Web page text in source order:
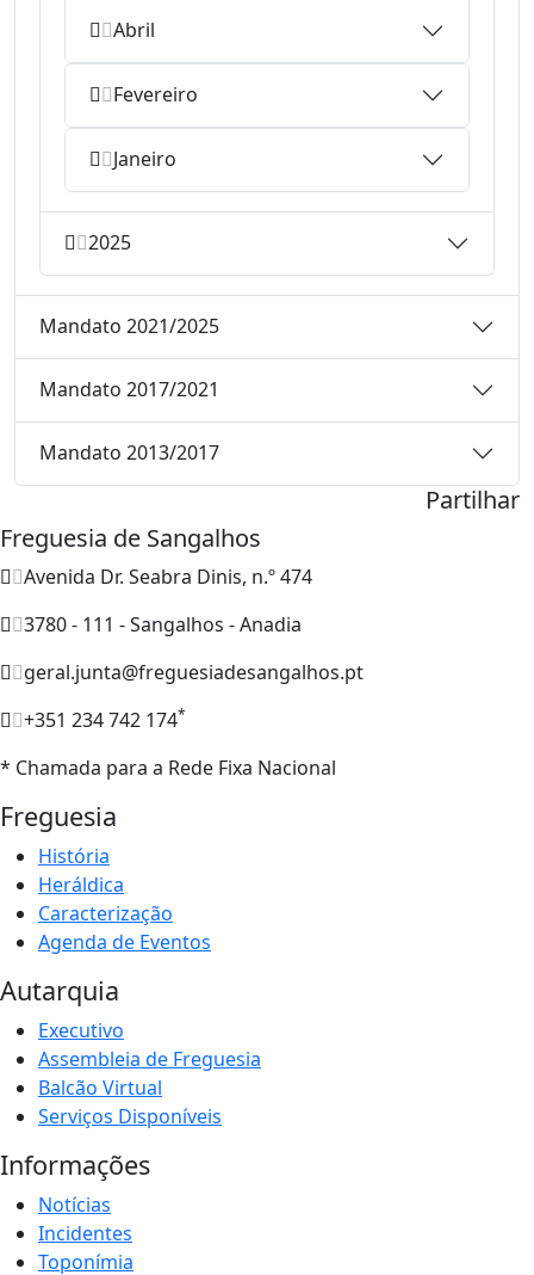
Abril
Fevereiro
Janeiro
2025
Mandato 2021/2025
Mandato 2017/2021
Mandato 2013/2017
Partilhar
Freguesia de Sangalhos
Avenida Dr. Seabra Dinis, n.º 474
3780 - 111 - Sangalhos - Anadia
geral.junta@freguesiadesangalhos.pt
+351 234 742 174*
* Chamada para a Rede Fixa Nacional
Freguesia
História
Heráldica
Caracterização
Agenda de Eventos
Autarquia
Executivo
Assembleia de Freguesia
Balcão Virtual
Serviços Disponíveis
Informações
Notícias
Incidentes
Toponímia